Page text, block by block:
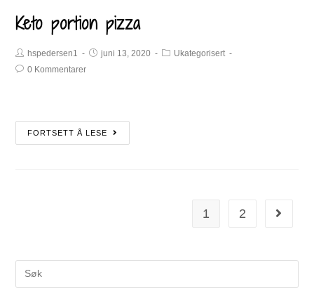
Keto portion pizza
hspedersen1 juni 13, 2020
Ukategorisert
0 Kommentarer
FORTSETT Å LESE
1 2